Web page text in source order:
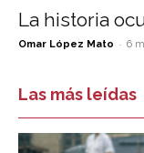
La historia
Omar López Mato - 6
Las más leídas